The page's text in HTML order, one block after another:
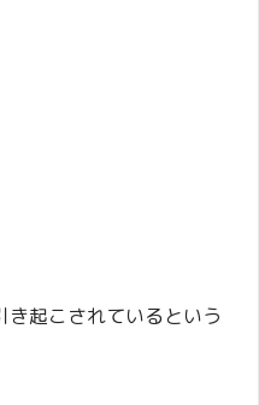
き起こされているという